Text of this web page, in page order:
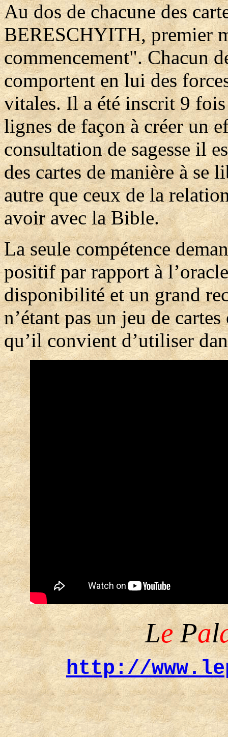
Au dos de chacune des
BERESCHYITH, premier
commencement". Chacun
comportent en lui des
vitales. Il a été inscrit 9
lignes de façon à créer un
consultation de sagesse il
des cartes de manière à se
autre que ceux de la
avoir avec la Bible.
La seule compétence
positif par rapport à
disponibilité et un grand
n’étant pas un jeu de
qu’il convient d’utiliser
LePal
http://